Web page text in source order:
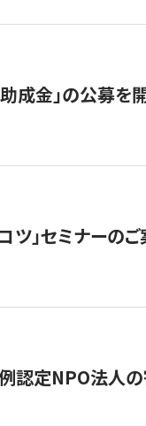
成金」の公募を
」セミナーのご
認定NPO法人